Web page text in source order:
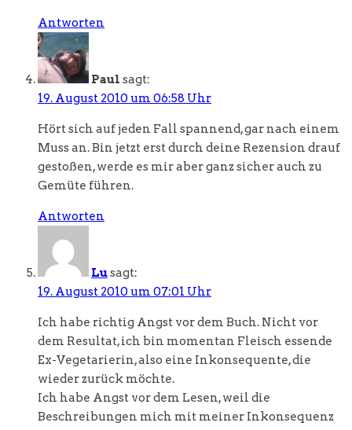
Antworten
Paul sagt:
19. August 2010 um 06:58 Uhr
Hört sich auf jeden Fall spannend, gar nach einem
Muss an. Bin jetzt erst durch deine Rezension drauf
gestoßen, werde es mir aber ganz sicher auch zu
Gemüte führen.
Antworten
Lusagt:
19. August 2010 um 07:01 Uhr
Ich habe richtig Angst vor dem Buch. Nicht vor
dem Resultat, ich bin momentan Fleisch essende
Ex-Vegetarierin, also eine Inkonsequente, die
wieder zurück möchte.
Ich habe Angst vor dem Lesen, weil die
Beschreibungen mich mit meiner Inkonsequenz